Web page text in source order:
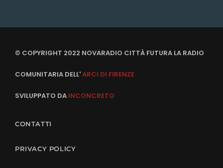
© COPYRIGHT 2022 NOVARADIO CITTÀ FUTURA LA RADIO
COMUNITARIA DELL'ARCI DI FIRENZE
SVILUPPATO DA INCONCRETO
CONTATTI
PRIVACY POLICY